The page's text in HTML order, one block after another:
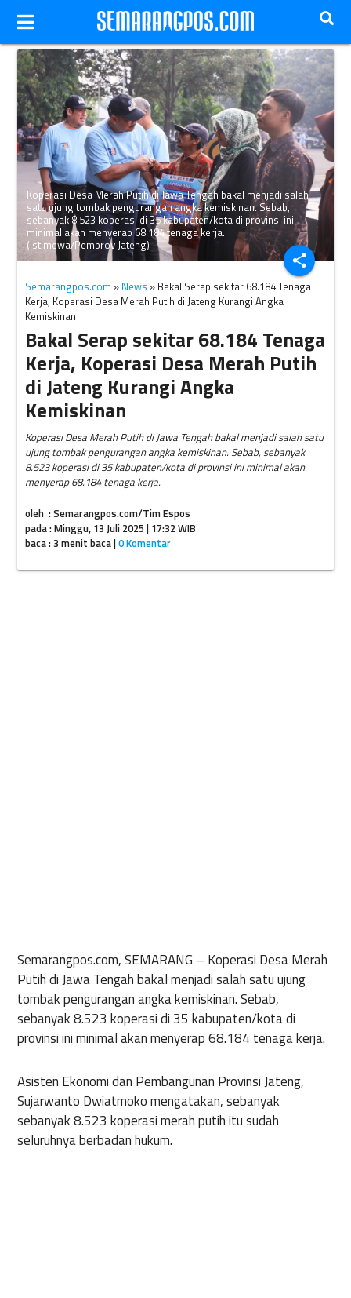
share
Koperasi Desa Merah Putih di Jawa Tengah bakal menjadi salah
satu ujung tombak pengurangan angka kemiskinan. Sebab,
sebanyak 8.523 koperasi di 35 kabupaten/kota di provinsi ini
minimal akan menyerap 68.184 tenaga kerja.
(Istimewa/Pemprov Jateng)
Semarangpos.com » News » Bakal Serap sekitar 68.184 Tenaga
Kerja, Koperasi Desa Merah Putih di Jateng Kurangi Angka
Kemiskinan
Bakal Serap sekitar 68.184 Tenaga
Kerja, Koperasi Desa Merah Putih
di Jateng Kurangi Angka
Kemiskinan
Koperasi Desa Merah Putih di Jawa Tengah bakal menjadi salah satu
ujung tombak pengurangan angka kemiskinan. Sebab, sebanyak
8.523 koperasi di 35 kabupaten/kota di provinsi ini minimal akan
menyerap 68.184 tenaga kerja.
oleh : Semarangpos.com/Tim Espos
pada : Minggu, 13 Juli 2025 | 17:32 WIB
baca : 3 menit baca |0 Komentar
Semarangpos.com, SEMARANG – Koperasi Desa Merah
Putih di Jawa Tengah bakal menjadi salah satu ujung
tombak pengurangan angka kemiskinan. Sebab,
sebanyak 8.523 koperasi di 35 kabupaten/kota di
provinsi ini minimal akan menyerap 68.184 tenaga kerja.
Asisten Ekonomi dan Pembangunan Provinsi Jateng,
Sujarwanto Dwiatmoko mengatakan, sebanyak
sebanyak 8.523 koperasi merah putih itu sudah
seluruhnya berbadan hukum.